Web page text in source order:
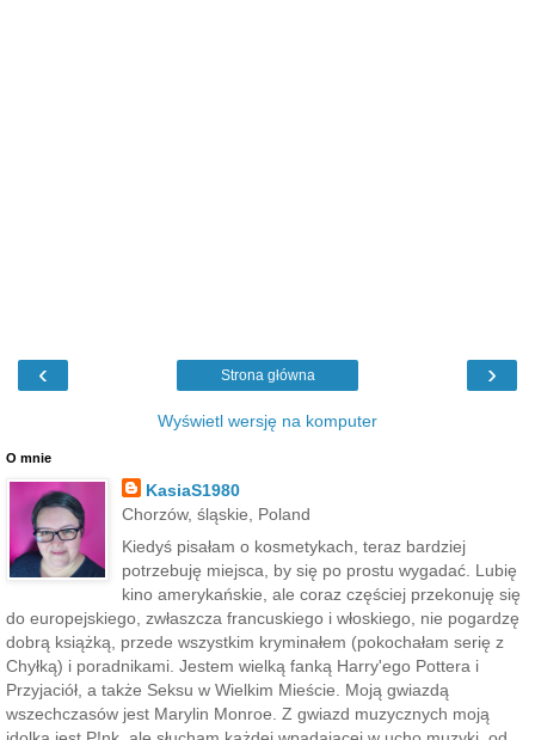
‹ ›
Strona główna
Wyświetl wersję na komputer
O mnie
KasiaS1980
Chorzów, śląskie, Poland
Kiedyś pisałam o kosmetykach, teraz bardziej
potrzebuję miejsca, by się po prostu wygadać. Lubię
kino amerykańskie, ale coraz częściej przekonuję się
do europejskiego, zwłaszcza francuskiego i włoskiego, nie pogardzę
dobrą książką, przede wszystkim kryminałem (pokochałam serię z
Chyłką) i poradnikami. Jestem wielką fanką Harry'ego Pottera i
Przyjaciół, a także Seksu w Wielkim Mieście. Moją gwiazdą
wszechczasów jest Marylin Monroe. Z gwiazd muzycznych moją